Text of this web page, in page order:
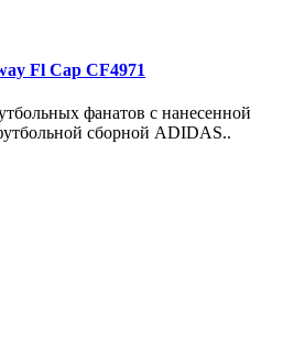
Fl Cap CF4971
фанатов с нанесенной
сборной ADIDAS..